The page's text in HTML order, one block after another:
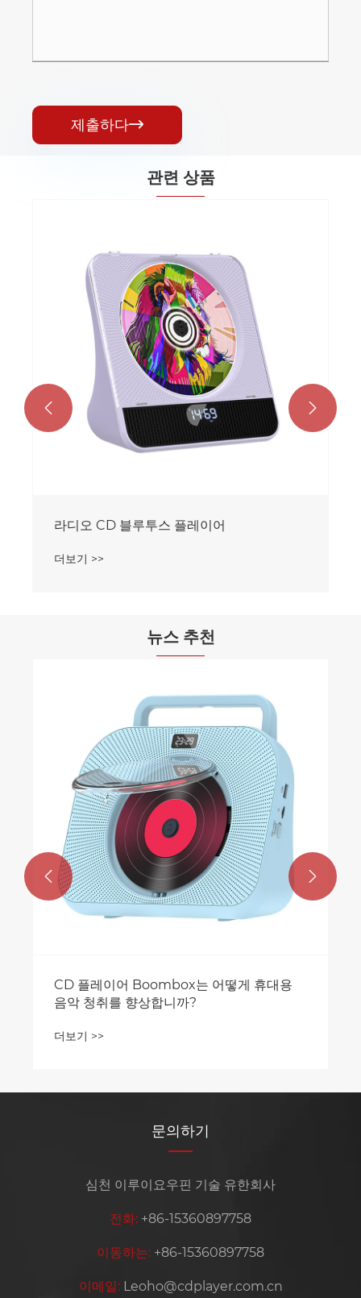
제출하다
관련 상품
라디오 CD 블루투스 플레이어
더보기 >>
 
뉴스 추천
CD 플레이어 Boombox는 어떻게 휴대용
음악 청취를 향상합니까?
더보기 >>
 
문의하기
심천 이루이요우핀 기술 유한회사
전화: +86-15360897758
이동하는: +86-15360897758
이메일: Leoho@cdplayer.com.cn